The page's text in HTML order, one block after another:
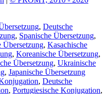
, Deutsche
, Spanische Übersetzung,
Übersetzung, Kasachische
, Koreanische Übersetzung,
Übersetzung, Ukrainische
, Japanische Übersetzung
, Deutsche
, Portugiesische Konjugation,